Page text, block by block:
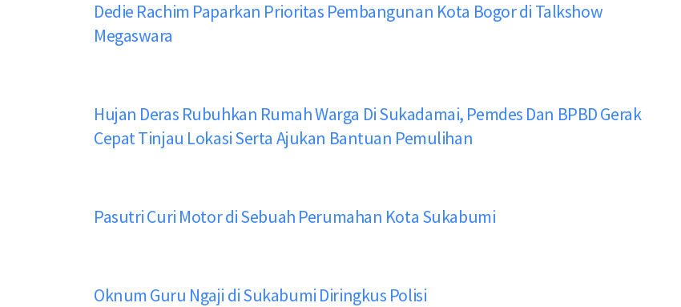
Dedie Rachim Paparkan Prioritas Pembangunan Kota Bogor di Talkshow
Megaswara
Hujan Deras Rubuhkan Rumah Warga Di Sukadamai, Pemdes Dan BPBD Gerak
Cepat Tinjau Lokasi Serta Ajukan Bantuan Pemulihan
Pasutri Curi Motor di Sebuah Perumahan Kota Sukabumi
Oknum Guru Ngaji di Sukabumi Diringkus Polisi